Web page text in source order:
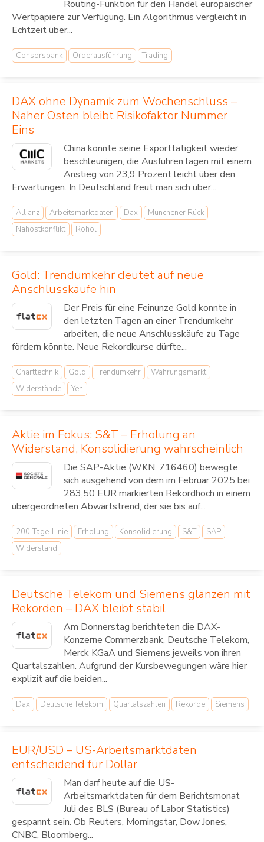
Routing-Funktion für den Handel europäischer
Wertpapiere zur Verfügung. Ein Algorithmus vergleicht in
Echtzeit über...
Consorsbank Orderausführung Trading
DAX ohne Dynamik zum Wochenschluss –
Naher Osten bleibt Risikofaktor Nummer
Eins
China konnte seine Exporttätigkeit wieder
beschleunigen, die Ausfuhren lagen mit einem
Anstieg von 23,9 Prozent leicht über den
Erwartungen. In Deutschland freut man sich über...
Allianz Arbeitsmarktdaten Dax
Münchener Rück
Nahostkonflikt
Rohöl
Gold: Trendumkehr deutet auf neue
Anschlusskäufe hin
Der Preis für eine Feinunze Gold konnte in
den letzten Tagen an einer Trendumkehr
arbeiten, die neue Anschlusskäufe zu Tage
fördern könnte. Neue Rekordkurse dürfte...
Charttechnik Gold Trendumkehr
Währungsmarkt
Widerstände
Yen
Aktie im Fokus: S&T – Erholung an
Widerstand, Konsolidierung wahrscheinlich
Die SAP-Aktie (WKN: 716460) bewegte
sich ausgehend von dem im Februar 2025 bei
283,50 EUR markierten Rekordhoch in einem
übergeordneten Abwärtstrend, der sie bis auf...
200-Tage-Linie Erholung Konsolidierung S&T
SAP
Widerstand
Deutsche Telekom und Siemens glänzen mit
Rekorden – DAX bleibt stabil
Am Donnerstag berichteten die DAX-
Konzerne Commerzbank, Deutsche Telekom,
Merck KGaA und Siemens jeweils von ihren
Quartalszahlen. Aufgrund der Kursbewegungen wäre hier
explizit auf die beiden...
Dax Deutsche Telekom Quartalszahlen Rekorde Siemens
EUR/USD – US-Arbeitsmarktdaten
entscheidend für Dollar
Man darf heute auf die US-
Arbeitsmarktdaten für dem Berichtsmonat
Juli des BLS (Bureau of Labor Statistics)
gespannt sein. Ob Reuters, Morningstar, Dow Jones,
CNBC, Bloomberg...